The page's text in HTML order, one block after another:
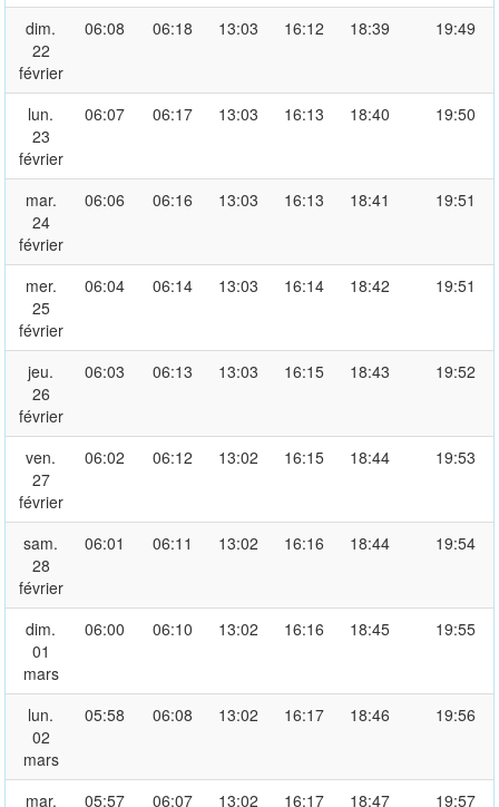
dim.
22
février
06:08 06:18 13:03 16:12 18:39 19:49
lun.
23
février
06:07 06:17 13:03 16:13 18:40 19:50
mar.
24
février
06:06 06:16 13:03 16:13 18:41 19:51
mer.
25
février
06:04 06:14 13:03 16:14 18:42 19:51
jeu.
26
février
06:03 06:13 13:03 16:15 18:43 19:52
ven.
27
février
06:02 06:12 13:02 16:15 18:44 19:53
sam.
28
février
06:01 06:11 13:02 16:16 18:44 19:54
dim.
01
mars
06:00 06:10 13:02 16:16 18:45 19:55
lun.
02
mars
05:58 06:08 13:02 16:17 18:46 19:56
mar.
05:57 06:07 13:02 16:17 18:47 19:57